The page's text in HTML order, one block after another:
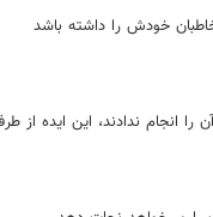
خودش را داشته باشد
انجام ندادند، این ایده